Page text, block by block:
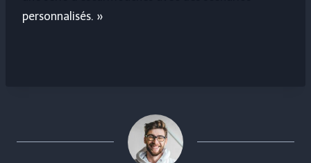
personnalisés. »